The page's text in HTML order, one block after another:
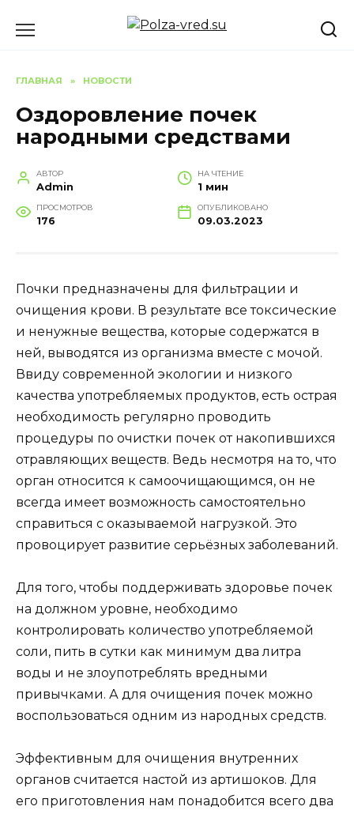
ГЛАВНАЯ » НОВОСТИ
Оздоровление почек
народными средствами
АВТОР
Admin
НА ЧТЕНИЕ
1 мин
ПРОСМОТРОВ
176
ОПУБЛИКОВАНО
09.03.2023
Почки предназначены для фильтрации и
очищения крови. В результате все токсические
и ненужные вещества, которые содержатся в
ней, выводятся из организма вместе с мочой.
Ввиду современной экологии и низкого
качества употребляемых продуктов, есть острая
необходимость регулярно проводить
процедуры по очистки почек от накопившихся
отравляющих веществ. Ведь несмотря на то, что
орган относится к самоочищающимся, он не
всегда имеет возможность самостоятельно
справиться с оказываемой нагрузкой. Это
провоцирует развитие серьёзных заболеваний.
Для того, чтобы поддерживать здоровье почек
на должном уровне, необходимо
контролировать количество употребляемой
соли, пить в сутки как минимум два литра
воды и не злоупотреблять вредными
привычками. А для очищения почек можно
воспользоваться одним из народных средств.
Эффективным для очищения внутренних
органов считается настой из артишоков. Для
его приготовления нам понадобится всего два